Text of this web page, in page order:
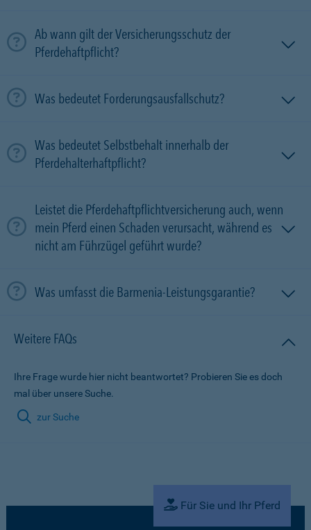
Ab wann gilt der Versicherungsschutz der
Pferdehaftpflicht?
Was bedeutet Forderungsausfallschutz?
Was bedeutet Selbstbehalt innerhalb der
Pferdehalterhaftpflicht?
Leistet die Pferdehaftpflichtversicherung auch, wenn
mein Pferd einen Schaden verursacht, während es
nicht am Führzügel geführt wurde?
Was umfasst die Barmenia-Leistungsgarantie?
Weitere FAQs
Ihre Frage wurde hier nicht beantwortet? Probieren Sie es doch
mal über unsere Suche.
zur Suche
Für Sie und Ihr Pferd